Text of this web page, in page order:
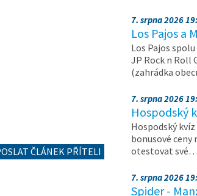
ČLÁNEK PŘÍTELI
7. srpna 2026
Los Pajos a
Los Pajos
JP Rock n Roll
(zahrádka
7. srpna 2026
Hospodský
Hospodský
bonusové ceny
otestovat své…
7. srpna 2026
Spider -